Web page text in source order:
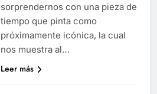
sorprendernos con una pieza de
tiempo que pinta como
próximamente icónica, la cual
nos muestra al…
Leer más